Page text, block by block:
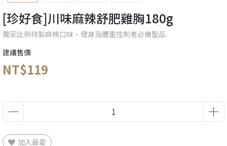
[珍好食]川味麻辣舒肥雞胸180g
獨家比例特製麻辣口味，健身及體重控制者必備聖品
建議售價
NT$119
加入最愛